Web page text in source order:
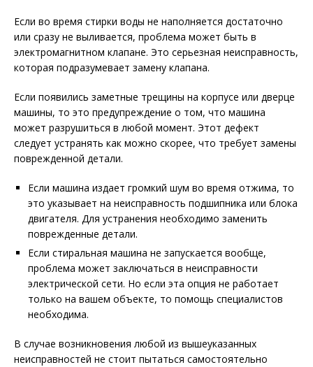
Если во время стирки воды не наполняется достаточно
или сразу не выливается, проблема может быть в
электромагнитном клапане. Это серьезная неисправность,
которая подразумевает замену клапана.
Если появились заметные трещины на корпусе или дверце
машины, то это предупреждение о том, что машина
может разрушиться в любой момент. Этот дефект
следует устранять как можно скорее, что требует замены
поврежденной детали.
Если машина издает громкий шум во время отжима, то
это указывает на неисправность подшипника или блока
двигателя. Для устранения необходимо заменить
поврежденные детали.
Если стиральная машина не запускается вообще,
проблема может заключаться в неисправности
электрической сети. Но если эта опция не работает
только на вашем объекте, то помощь специалистов
необходима.
В случае возникновения любой из вышеуказанных
неисправностей не стоит пытаться самостоятельно